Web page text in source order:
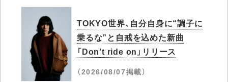
TOKYO世界、自分自身に“調子に
乗るな”と自戒を込めた新曲
「Don’t ride on」リリース
（2026/08/07掲載）